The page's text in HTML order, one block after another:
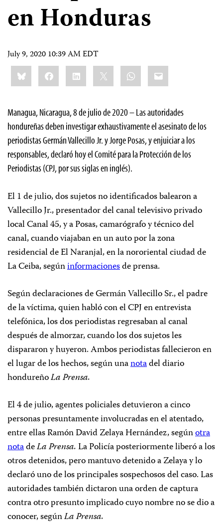
en Honduras
July 9, 2020 10:39 AM EDT
Share
this:BlueskyFacebookLinkedIn WhatsApp
Email
Managua, Nicaragua, 8 de julio de 2020 – Las autoridades
hondureñas deben investigar exhaustivamente el asesinato de los
periodistas Germán Vallecillo Jr. y Jorge Posas, y enjuiciar a los
responsables, declaró hoy el Comité para la Protección de los
Periodistas (CPJ, por sus siglas en inglés).
El 1 de julio, dos sujetos no identificados balearon a
Vallecillo Jr., presentador del canal televisivo privado
local Canal 45, y a Posas, camarógrafo y técnico del
canal, cuando viajaban en un auto por la zona
residencial de El Naranjal, en la nororiental ciudad de
La Ceiba, segúninformacionesde prensa.
Según declaraciones de Germán Vallecillo Sr., el padre
de la víctima, quien habló con el CPJ en entrevista
telefónica, los dos periodistas regresaban al canal
después de almorzar, cuando los dos sujetos les
dispararon y huyeron. Ambos periodistas fallecieron en
el lugar de los hechos, según unanotadel diario
hondureñoLa Prensa.
El 4 de julio, agentes policiales detuvieron a cinco
personas presuntamente involucradas en el atentado,
entre ellas Ramón David Zelaya Hernández, segúnotra
notadeLa Prensa.La Policía posteriormente liberó a los
otros detenidos, pero mantuvo detenido a Zelaya y lo
declaró uno de los principales sospechosos del caso. Las
autoridades también dictaron una orden de captura
contra otro presunto implicado cuyo nombre no se dio a
conocer, segúnLa Prensa.